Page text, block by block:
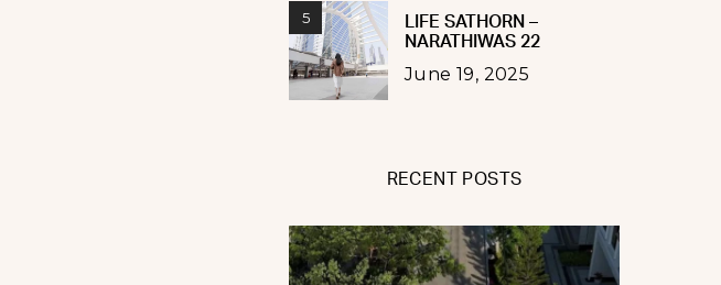
5
LIFE SATHORN –
NARATHIWAS 22
June 19, 2025
RECENT POSTS